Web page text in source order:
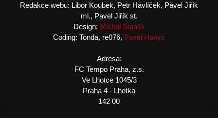
Redakce webu: Libor Koubek, Petr Havlíček, Pavel Jiřík
ml., Pavel Jiřík st.
Design: Michal Staněk
Coding: Tonda, re076, Pavel Hanyš
Adresa:
FC Tempo Praha, z.s.
Ve Lhotce 1045/3
Praha 4 - Lhotka
142 00